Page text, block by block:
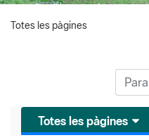
Totes les pàgines
Totes les pàgines